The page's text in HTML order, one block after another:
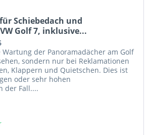
Schiebedach und
Golf 7, inklusive...
Wartung der Panoramadächer am Golf
sondern nur bei Reklamationen
Klappern und Quietschen. Dies ist
oder sehr hohen
der Fall....